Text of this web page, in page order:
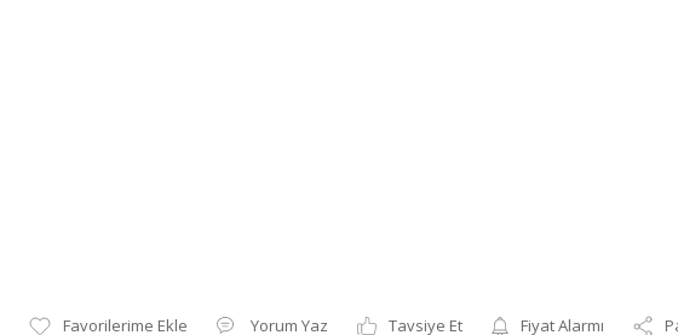
Yorum Yaz Tavsiye Et Fiyat Alarmı